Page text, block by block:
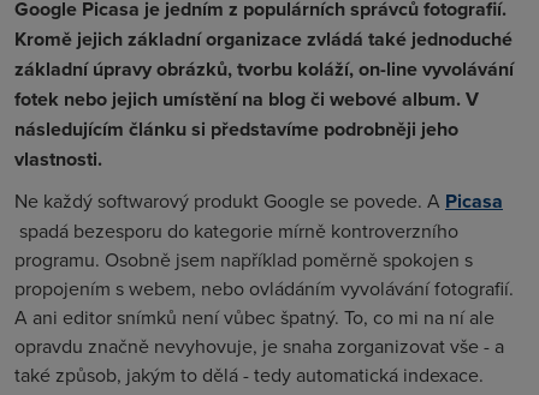
Google Picasa je jedním z populárních správců fotografií.
Kromě jejich základní organizace zvládá také jednoduché
základní úpravy obrázků, tvorbu koláží, on-line vyvolávání
fotek nebo jejich umístění na blog či webové album. V
následujícím článku si představíme podrobněji jeho
vlastnosti.
Ne každý softwarový produkt Google se povede. A Picasa
spadá bezesporu do kategorie mírně kontroverzního
programu. Osobně jsem například poměrně spokojen s
propojením s webem, nebo ovládáním vyvolávání fotografií.
A ani editor snímků není vůbec špatný. To, co mi na ní ale
opravdu značně nevyhovuje, je snaha zorganizovat vše - a
také způsob, jakým to dělá - tedy automatická indexace.